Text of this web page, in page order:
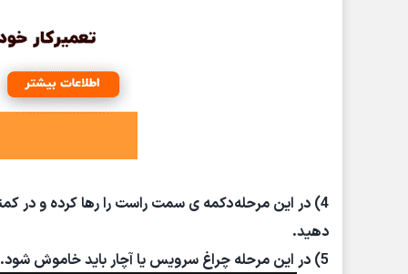
دهید.
5) در این مرحله چراغ سرویس یا آچار باید خاموش شود.